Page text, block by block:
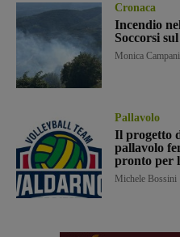
Cronaca
Incendio
Soccorsi
Monica Campani
Pallavolo
Il progetto
pallavolo
pronto per
Michele Bossini